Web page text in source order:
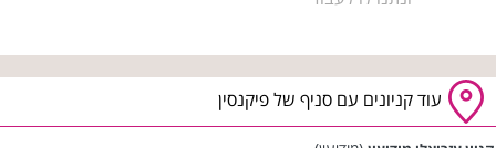
עוד קניונים עם סניף של פיקנסין